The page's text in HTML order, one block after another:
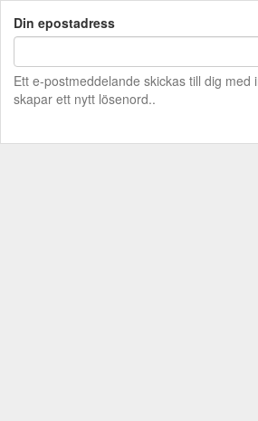
Din epostadress
Ett e-postmeddelande skickas till dig med
skapar ett nytt lösenord..